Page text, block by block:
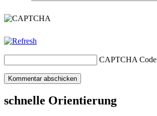
CAPTCHA Code
schnelle Orientierung